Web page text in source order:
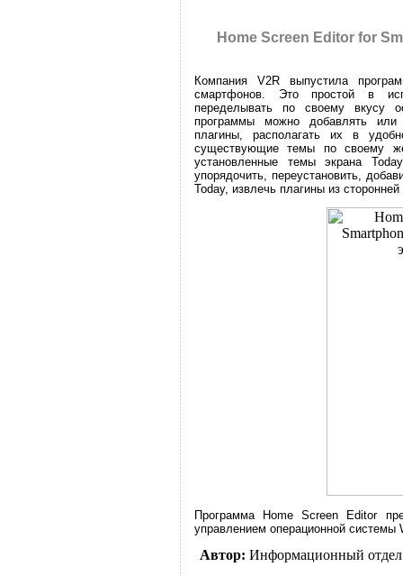
Home Screen Editor for
Компания V2R выпустила
смартфонов. Это простой в
переделывать по своему вкусу
программы можно добавлять
плагины, располагать их в
существующие темы по своему
установленные темы экрана
упорядочить, переустановить,
Today, извлечь плагины из
Программа Home Screen Editor
управлением операционной системы
Автор: Информационный отдел